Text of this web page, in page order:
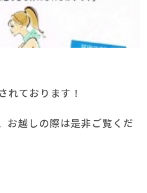
れております！
お越しの際は是非ご覧くだ